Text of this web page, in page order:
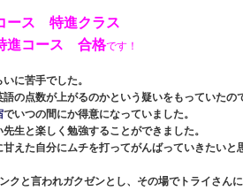
ース 特進クラス
進コース 合格です！
に苦手でした。
語の点数が上がるのかという疑いをもっていたの
でいつの間にか得意になっていました。
生と楽しく勉強することができました。
えた自分にムチを打ってがんばっていきたいと
クと言われガクゼンとし、その場でトライさん